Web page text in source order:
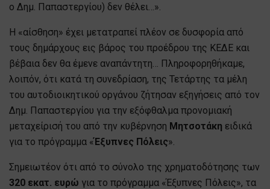
ο Δημ. Παπαστεργίου) δεν θέλει…».
Η «αίσθηση» έχει μετατραπεί πλέον σε δυσφορία από
τους δημάρχους εις βάρος του προέδρου της ΚΕΔΕ και
βέβαια δεν θα έμενε αναπάντητη… Πληροφορηθήκαμε,
λοιπόν, ότι κατά τη συνεδρίαση, της Τετάρτης τα μέλη
του αυτοδιοικητικού οργάνου ζήτησαν εξηγήσεις από τον
Δημ. Παπαστεργίου για την εξόφθαλμα προνομιακή
μεταχείρισή του από την κυβέρνηση Μητσοτάκη ειδικά
για το πρόγραμμα «Έξυπνες Πόλεις».
Σημειωτέον ότι από το σύνολο της χρηματοδότησης των
320 εκατ. ευρώ για το πρόγραμμα «Έξυπνες Πόλεις», τα